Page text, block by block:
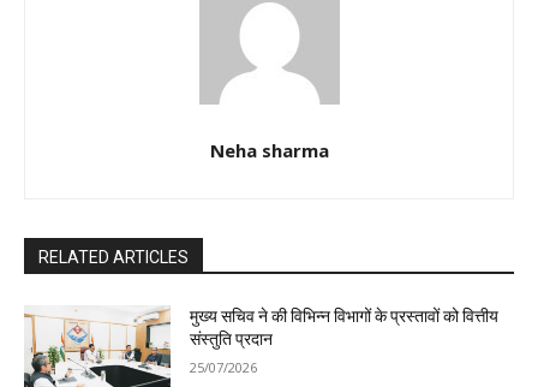
Neha sharma
RELATED ARTICLES
मुख्य सचिव ने की विभिन्न विभागों के प्रस्तावों को वित्तीय
संस्तुति प्रदान
25/07/2026